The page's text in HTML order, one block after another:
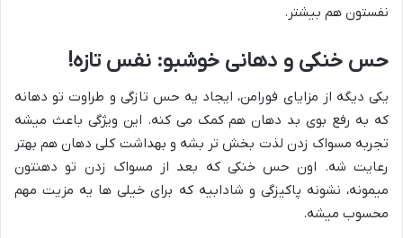
نفستون هم بیشتر.
حس خنکی و دهانی خوشبو: نفس تازه!
یکی دیگه از مزایای فورامن، ایجاد یه حس تازگی و طراوت تو دهانه
که به رفع بوی بد دهان هم کمک می کنه. این ویژگی باعث میشه
تجربه مسواک زدن لذت بخش تر بشه و بهداشت کلی دهان هم بهتر
رعایت شه. اون حس خنکی که بعد از مسواک زدن تو دهنتون
میمونه، نشونه پاکیزگی و شادابیه که برای خیلی ها یه مزیت مهم
محسوب میشه.